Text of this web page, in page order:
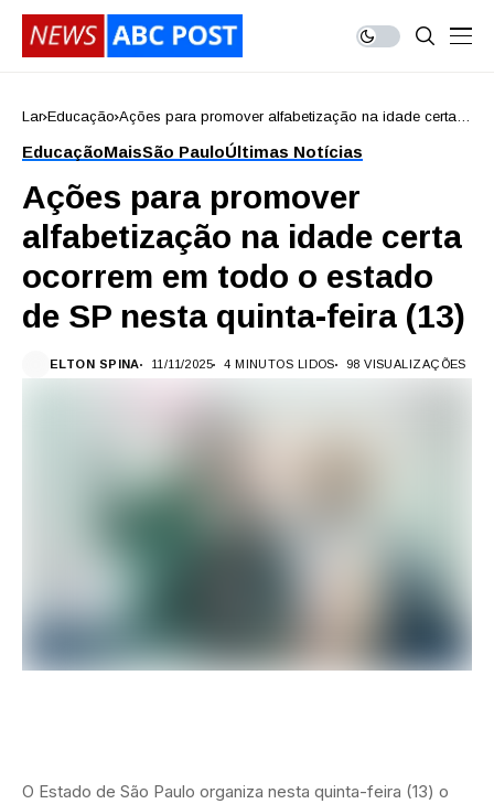
Lar Educação Ações para promover alfabetização na idade certa
(13)
EducaçãoMaisSão PauloÚltimas Notícias
Ações para promover
alfabetização na idade certa
ocorrem em todo o estado
de SP nesta quinta-feira (13)
ELTON SPINA 11/11/2025 4 MINUTOS LIDOS 98 VISUALIZAÇÕES
O Estado de São Paulo organiza nesta quinta-feira (13) o